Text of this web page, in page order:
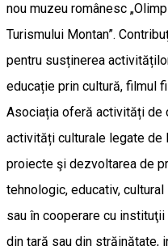
nou muzeu românesc
Turismului Montan”.
pentru susținerea
educație prin cultură, filmul
Asociația oferă activități de
activități culturale legate de
proiecte şi dezvoltarea de
tehnologic, educativ,
sau în cooperare cu
din ţară sau din străinătate,